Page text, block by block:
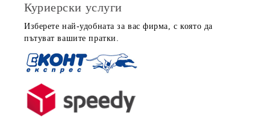
Куриерски услуги
Изберете най-удобната за вас фирма, с която да
пътуват вашите пратки.